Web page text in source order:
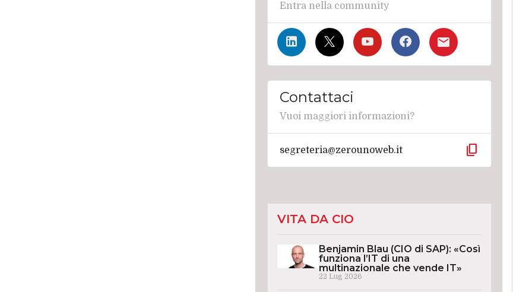
Entra nella community
Contattaci
Vuoi maggiori informazioni?
segreteria@zerounoweb.it content_copy
VITA DA CIO
Benjamin Blau (CIO di SAP): «Così
funziona l’IT di una
multinazionale che vende IT»
22 Lug 2026